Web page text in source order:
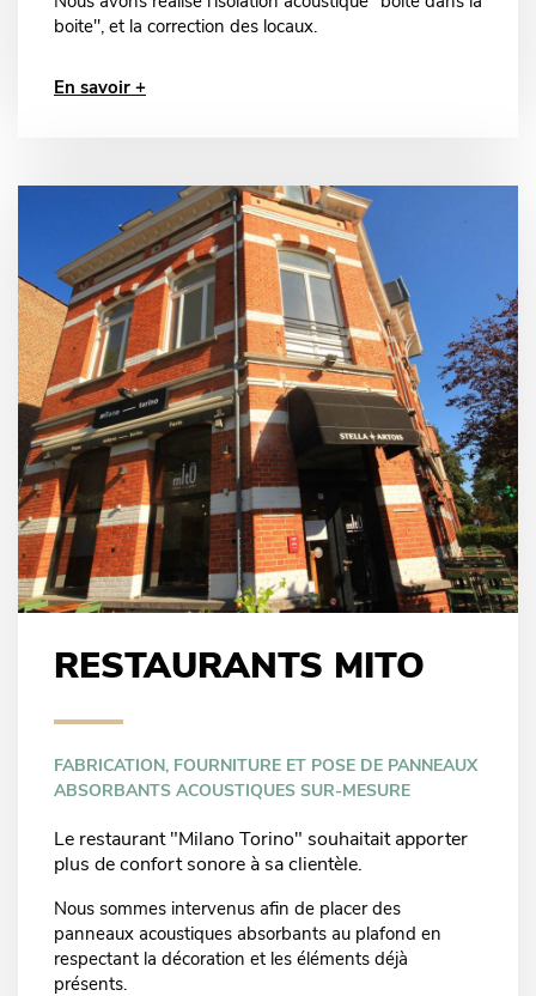
boite", et la correction des locaux.
En savoir +
RESTAURANTS MITO
FABRICATION, FOURNITURE ET POSE DE PANNEAUX
ABSORBANTS ACOUSTIQUES SUR-MESURE
Le restaurant "Milano Torino" souhaitait apporter
plus de confort sonore à sa clientèle.
Nous sommes intervenus afin de placer des
panneaux acoustiques absorbants au plafond en
respectant la décoration et les éléments déjà
présents.